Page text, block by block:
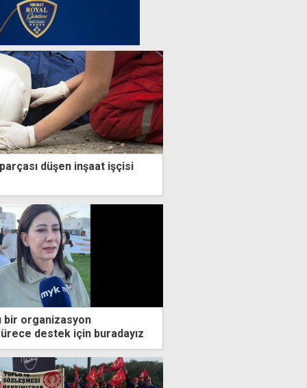
düşen inşaat işçisi
bir organizasyon
destek için buradayız